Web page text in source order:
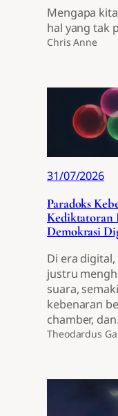
Mengapa
hal yang tak
Chris Anne
31/07/2026
Paradoks
Kediktatoran
Demokrasi
Di era
justru
suara,
kebenaran
chamber,
Theodardus